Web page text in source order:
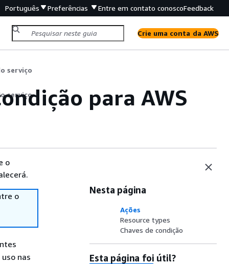
Português Preferências Entre em contato conoscoFeedback
Crie uma conta da AWS
serviço
serviço
para AWS
o
o
nas
Nesta página
Ações
Resource types
Chaves de condição
Esta página foi útil?